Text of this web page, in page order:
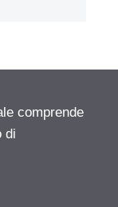
comprende
di